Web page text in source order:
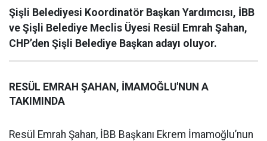
Şişli Belediyesi Koordinatör Başkan Yardımcısı, İBB
ve Şişli Belediye Meclis Üyesi Resül Emrah Şahan,
CHP’den Şişli Belediye Başkan adayı oluyor.
RESÜL EMRAH ŞAHAN, İMAMOĞLU'NUN A
TAKIMINDA
Resül Emrah Şahan, İBB Başkanı Ekrem İmamoğlu’nun